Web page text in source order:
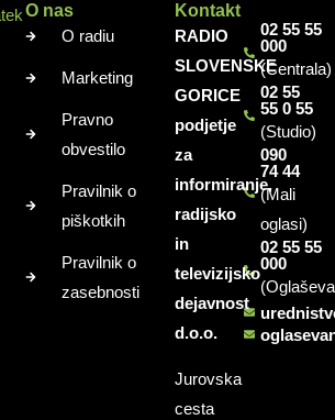
O nas
O radiu
Marketing
Pravno
obvestilo
Pravilnik o
piškotkih
Pravilnik o
zasebnosti
Kontakt
RADIO
SLOVENSKE
GORICE
podjetje
za
informiranje,
radijsko
in
televizijsko
dejavnost
d.o.o.
Jurovska
cesta
02 55 55
000
(Centrala)
02 55
55 0 55
(Studio)
090
74 44
(Mali
oglasi)
02 55 55
000